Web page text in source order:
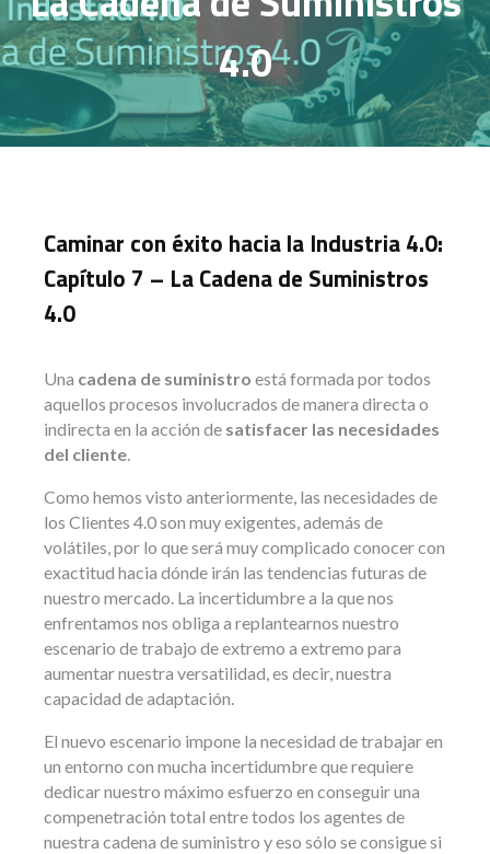
4.0
Caminar con éxito hacia la Industria 4.0:
Capítulo 7 – La Cadena de Suministros
4.0
Una cadena de suministro está formada por todos
aquellos procesos involucrados de manera directa o
indirecta en la acción de satisfacer las necesidades
del cliente.
Como hemos visto anteriormente, las necesidades de
los Clientes 4.0 son muy exigentes, además de
volátiles, por lo que será muy complicado conocer con
exactitud hacia dónde irán las tendencias futuras de
nuestro mercado. La incertidumbre a la que nos
enfrentamos nos obliga a replantearnos nuestro
escenario de trabajo de extremo a extremo para
aumentar nuestra versatilidad, es decir, nuestra
capacidad de adaptación.
El nuevo escenario impone la necesidad de trabajar en
un entorno con mucha incertidumbre que requiere
dedicar nuestro máximo esfuerzo en conseguir una
compenetración total entre todos los agentes de
nuestra cadena de suministro y eso sólo se consigue si